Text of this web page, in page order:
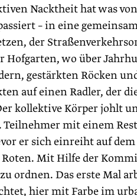
Nacktheit hat was
– in eine
der
Hofgarten, wo über
gestärkten Röcken
auf einen Radler, der
kollektive Körper johlt
mit einem
er sich einreiht auf
Mit Hilfe der
ordnen. Das erste Mal
hier mit Farbe im